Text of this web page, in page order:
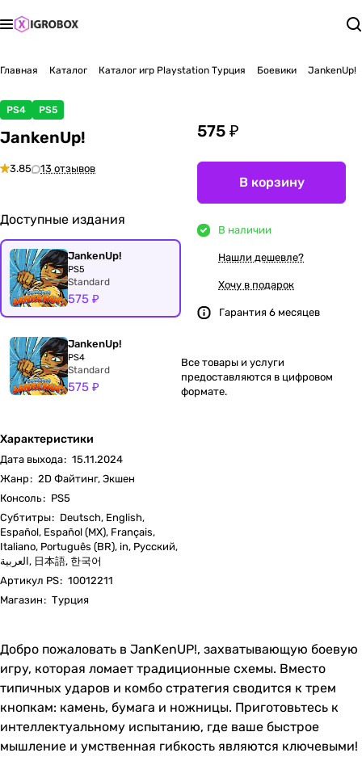
Главная Каталог Каталог игр Playstation Турция Боевики JankenUp!
PS4 PS5
JankenUp!
3.85 13 отзывов
Доступные издания
JankenUp!
PS5
Standard
575 ₽
JankenUp!
PS4
Standard
575 ₽
Характеристики
Дата выхода: 15.11.2024
Жанр: 2D Файтинг, Экшен
Консоль: PS5
Субтитры: Deutsch, English,
Español, Español (MX), Français,
Italiano, Português (BR), in, Русский,
العربية, 日本語, 한국어
Артикул PS: 10012211
Магазин: Турция
575 ₽
В корзину
В наличии
Нашли дешевле?
Хочу в подарок
Гарантия 6 месяцев
Все товары и услуги
предоставляются в цифровом
формате.
Добро пожаловать в JanKenUP!, захватывающую боевую
игру, которая ломает традиционные схемы. Вместо
типичных ударов и комбо стратегия сводится к трем
кнопкам: камень, бумага и ножницы. Приготовьтесь к
интеллектуальному испытанию, где ваше быстрое
мышление и умственная гибкость являются ключевыми!